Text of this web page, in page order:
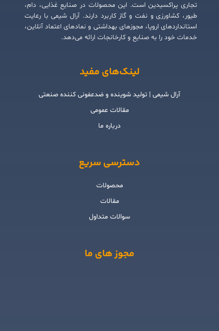
تجاری پراکسیدین است. این محصولات در صنایع غذایی، دام،
طیور، کشاورزی و نفت و گاز کاربرد دارند. آرال شیمی با رعایت
استانداردهای اروپا، مجوزهای بهداشتی و نمادهای اعتماد آنلاین،
خدمات خود را به صنایع و کارخانجات ارائه می‌دهد.
لینک‌های مفید
آرال شیمی | تولید شوینده و ضدعفونی کننده صنعتی
مقالات عمومی
درباره ما
دسترسی سریع
محصولات
مقالات
سوالات متداول
مجوز های ما